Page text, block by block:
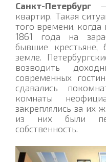
Санкт-Петербург —
квартир. Такая
того времени,
1861 года на
бывшие крестьяне,
земле.
возводить
современных
сдавались
комнаты
закреплялись за их
из них были
собственность.